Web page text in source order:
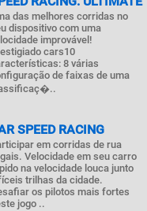
das melhores corridas no
dispositivo com uma
improvável!
cars10
8 várias
de faixas de uma
SPEED RACING
em corridas de rua
Velocidade em seu carro
na velocidade louca junto
trilhas da cidade.
os pilotos mais fortes
jogo ..